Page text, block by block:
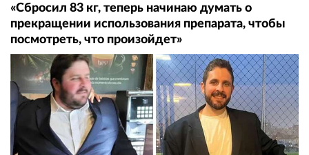
«Сбросил 83 кг, теперь начинаю думать о
прекращении использования препарата, чтобы
посмотреть, что произойдет»